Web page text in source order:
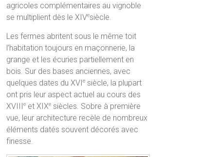
agricoles complémentaires au vignoble
se multiplient dès le XIVesiècle.
Les fermes abritent sous le même toit
l’habitation toujours en maçonnerie, la
grange et les écuries partiellement en
bois. Sur des bases anciennes, avec
quelques dates du XVIe siècle, la plupart
ont pris leur aspect actuel au cours des
XVIIIe et XIXe siècles. Sobre à première
vue, leur architecture recèle de nombreux
éléments datés souvent décorés avec
finesse.